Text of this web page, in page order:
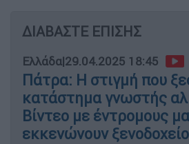
ΔΙΑΒΑΣΤΕ ΕΠΙΣΗΣ
Ελλάδα|29.04.2025 18:45
Πάτρα: Η στιγμή που
κατάστημα γνωστής
Βίντεο με έντρομους
εκκενώνουν ξενοδοχείο